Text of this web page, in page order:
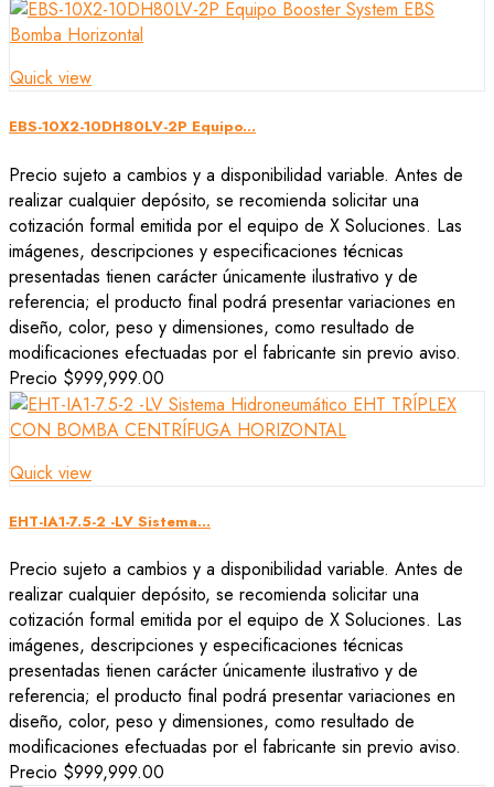
Quick view
EBS-10X2-10DH80LV-2P Equipo...
Precio sujeto a cambios y a disponibilidad variable. Antes de
realizar cualquier depósito, se recomienda solicitar una
cotización formal emitida por el equipo de X Soluciones. Las
imágenes, descripciones y especificaciones técnicas
presentadas tienen carácter únicamente ilustrativo y de
referencia; el producto final podrá presentar variaciones en
diseño, color, peso y dimensiones, como resultado de
modificaciones efectuadas por el fabricante sin previo aviso.
Precio $999,999.00
Quick view
EHT-IA1-7.5-2 -LV Sistema...
Precio sujeto a cambios y a disponibilidad variable. Antes de
realizar cualquier depósito, se recomienda solicitar una
cotización formal emitida por el equipo de X Soluciones. Las
imágenes, descripciones y especificaciones técnicas
presentadas tienen carácter únicamente ilustrativo y de
referencia; el producto final podrá presentar variaciones en
diseño, color, peso y dimensiones, como resultado de
modificaciones efectuadas por el fabricante sin previo aviso.
Precio $999,999.00